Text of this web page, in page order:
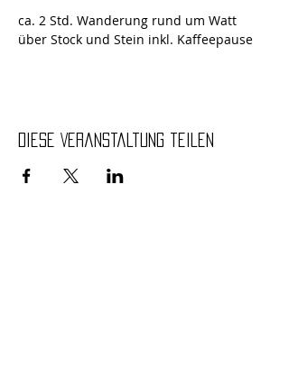
ca. 2 Std. Wanderung rund um Watt
über Stock und Stein inkl. Kaffeepause
Diese Veranstaltung teilen